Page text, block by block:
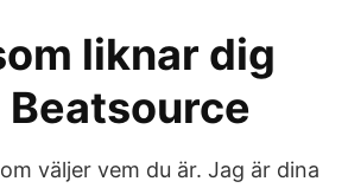
liknar dig
väljer vem du är. Jag är dina